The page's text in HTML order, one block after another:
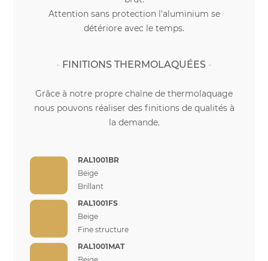
Attention sans protection l'aluminium se
détériore avec le temps.
FINITIONS THERMOLAQUÉES
Grâce à notre propre chaîne de thermolaquage
nous pouvons réaliser des finitions de qualités à
la demande.
RAL1001BR
Beige
Brillant
RAL1001FS
Beige
Fine structure
RAL1001MAT